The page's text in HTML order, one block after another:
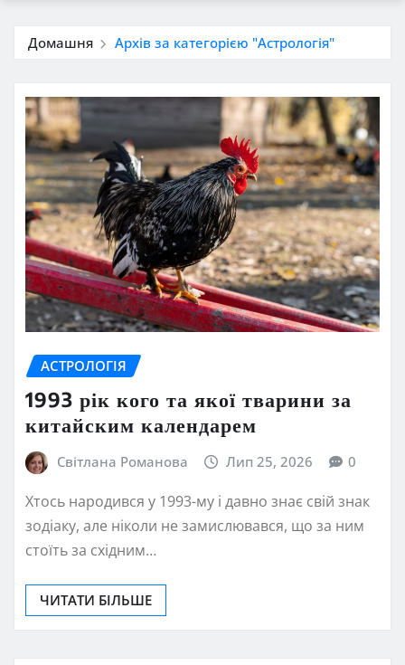
Домашня Архів за категорією "Астрологія"
АСТРОЛОГІЯ
1993 рік кого та якої тварини за
китайским календарем
Світлана Романова Лип 25, 2026 0
Хтось народився у 1993-му і давно знає свій знак
зодіаку, але ніколи не замислювався, що за ним
стоїть за східним…
ЧИТАТИ БІЛЬШЕ